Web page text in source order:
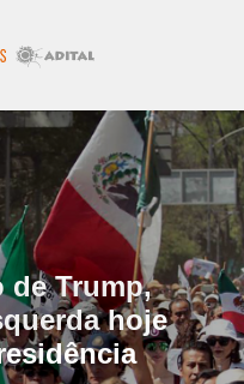
de Trump,
hoje